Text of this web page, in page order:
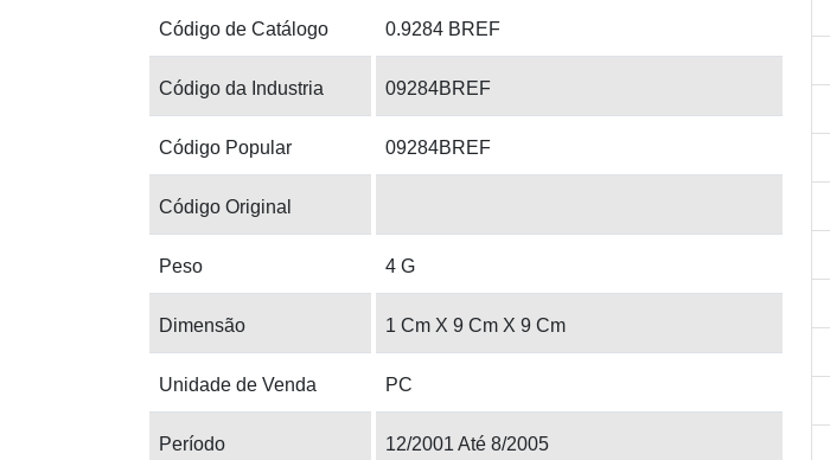
Código de Catálogo 0.9284 BREF
Código da Industria 09284BREF
Código Popular 09284BREF
Código Original
Peso 4 G
Dimensão 1 Cm X 9 Cm X 9 Cm
Unidade de Venda PC
Período 12/2001 Até 8/2005